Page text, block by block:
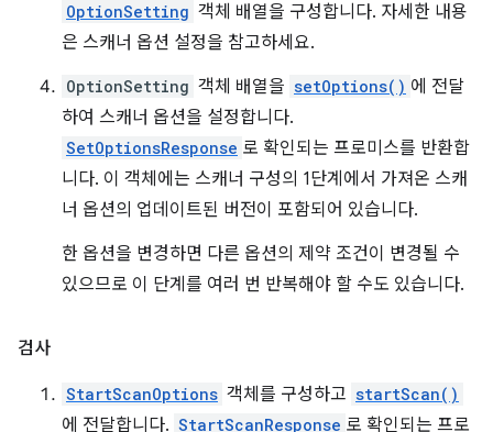
OptionSetting 객체 배열을 구성합니다. 자세한 내용
은 스캐너 옵션 설정을 참고하세요.
OptionSetting 객체 배열을 setOptions() 에 전달
하여 스캐너 옵션을 설정합니다.
SetOptionsResponse 로 확인되는 프로미스를 반환합
니다. 이 객체에는 스캐너 구성의 1단계에서 가져온 스캐
너 옵션의 업데이트된 버전이 포함되어 있습니다.
한 옵션을 변경하면 다른 옵션의 제약 조건이 변경될 수
있으므로 이 단계를 여러 번 반복해야 할 수도 있습니다.
검사
StartScanOptions 객체를 구성하고 startScan()
에 전달합니다. StartScanResponse 로 확인되는 프로